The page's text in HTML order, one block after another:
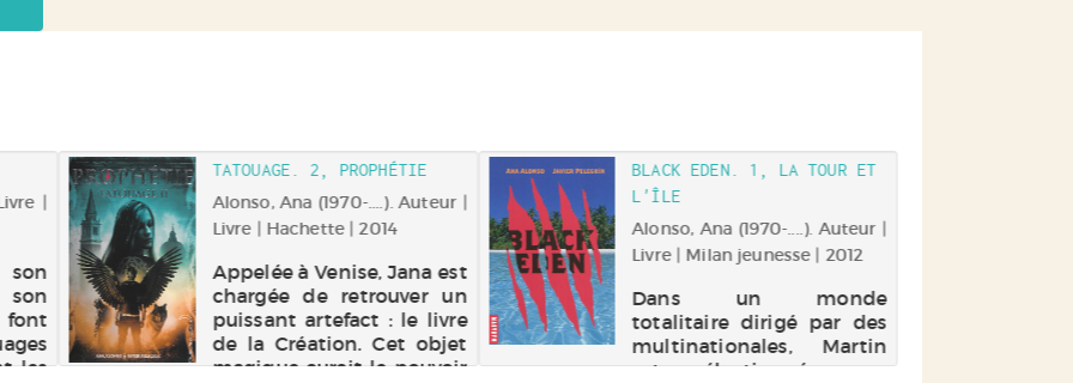
TATOUAGE. 2, PROPHÉTIE
Alonso, Ana (1970-....). Auteur |
Livre | Hachette | 2014
Appelée à Venise, Jana est
chargée de retrouver un
puissant artefact : le livre
de la Création. Cet objet
magique aurait le pouvoir
BLACK EDEN. 1, LA TOUR ET
L'ÎLE
Alonso, Ana (1970-....). Auteur |
Livre | Milan jeunesse | 2012
Dans un monde
totalitaire dirigé par des
multinationales, Martin
est sélectionné, avec
|
son
son
les